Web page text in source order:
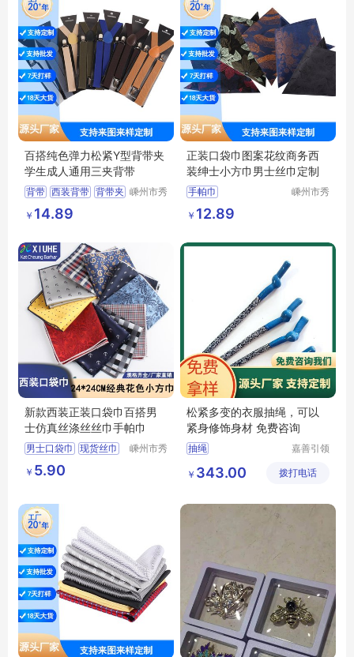
百搭纯色弹力松紧Y型背带夹
学生成人通用三夹背带
背带 西装背带 背带夹
男士背带
高弹力背带
嵊州市秀
￥ 14.89
正装口袋巾图案花纹商务西
装绅士小方巾男士丝巾定制
手帕巾
西装男士口袋巾
小方巾定制
绅士图案丝巾
嵊州市秀
￥ 12.89
新款西装正装口袋巾百搭男
士仿真丝涤丝丝巾手帕巾
男士口袋巾
现货丝巾
西装口袋巾
小方巾
嵊州市秀
￥ 5.90
松紧多变的衣服抽绳，可以
紧身修饰身材 免费咨询
抽绳
嘉善引领
厂(普通
￥ 343.00 拨打电话